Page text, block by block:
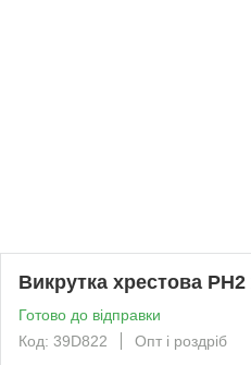
Викрутка хрестова
Готово до відправки
Код: 39D822
Опт і роздріб